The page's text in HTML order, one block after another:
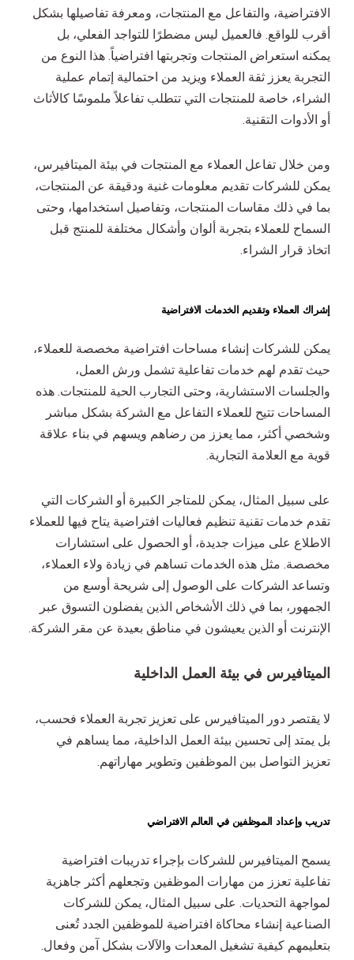
الافتراضية، والتفاعل مع المنتجات، ومعرفة تفاصيلها بشكل
أقرب للواقع. فالعميل ليس مضطرًا للتواجد الفعلي، بل
يمكنه استعراض المنتجات وتجربتها افتراضياً. هذا النوع من
التجربة يعزز ثقة العملاء ويزيد من احتمالية إتمام عملية
الشراء، خاصة للمنتجات التي تتطلب تفاعلاً ملموسًا كالأثاث
أو الأدوات التقنية.
ومن خلال تفاعل العملاء مع المنتجات في بيئة الميتافيرس،
يمكن للشركات تقديم معلومات غنية ودقيقة عن المنتجات،
بما في ذلك مقاسات المنتجات، وتفاصيل استخدامها، وحتى
السماح للعملاء بتجربة ألوان وأشكال مختلفة للمنتج قبل
اتخاذ قرار الشراء.
إشراك العملاء وتقديم الخدمات الافتراضية
يمكن للشركات إنشاء مساحات افتراضية مخصصة للعملاء،
حيث تقدم لهم خدمات تفاعلية تشمل ورش العمل،
والجلسات الاستشارية، وحتى التجارب الحية للمنتجات. هذه
المساحات تتيح للعملاء التفاعل مع الشركة بشكل مباشر
وشخصي أكثر، مما يعزز من رضاهم ويسهم في بناء علاقة
قوية مع العلامة التجارية.
على سبيل المثال، يمكن للمتاجر الكبيرة أو الشركات التي
تقدم خدمات تقنية تنظيم فعاليات افتراضية يتاح فيها للعملاء
الاطلاع على ميزات جديدة، أو الحصول على استشارات
مخصصة. مثل هذه الخدمات تساهم في زيادة ولاء العملاء،
وتساعد الشركات على الوصول إلى شريحة أوسع من
الجمهور، بما في ذلك الأشخاص الذين يفضلون التسوق عبر
الإنترنت أو الذين يعيشون في مناطق بعيدة عن مقر الشركة.
الميتافيرس في بيئة العمل الداخلية
لا يقتصر دور الميتافيرس على تعزيز تجربة العملاء فحسب،
بل يمتد إلى تحسين بيئة العمل الداخلية، مما يساهم في
تعزيز التواصل بين الموظفين وتطوير مهاراتهم.
تدريب وإعداد الموظفين في العالم الافتراضي
يسمح الميتافيرس للشركات بإجراء تدريبات افتراضية
تفاعلية تعزز من مهارات الموظفين وتجعلهم أكثر جاهزية
لمواجهة التحديات. على سبيل المثال، يمكن للشركات
الصناعية إنشاء محاكاة افتراضية للموظفين الجدد تُعنى
بتعليمهم كيفية تشغيل المعدات والآلات بشكل آمن وفعال.